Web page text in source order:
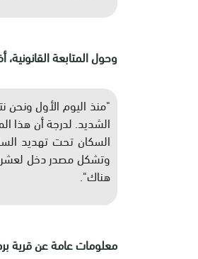
وحول المتابعة
"منذ اليوم الأول ونحن
الشديد. لدرجة أن هذا
السكان تحت تهديد
وتشكل مصدر دخل
هناك".
معلومات عامة عن قرية